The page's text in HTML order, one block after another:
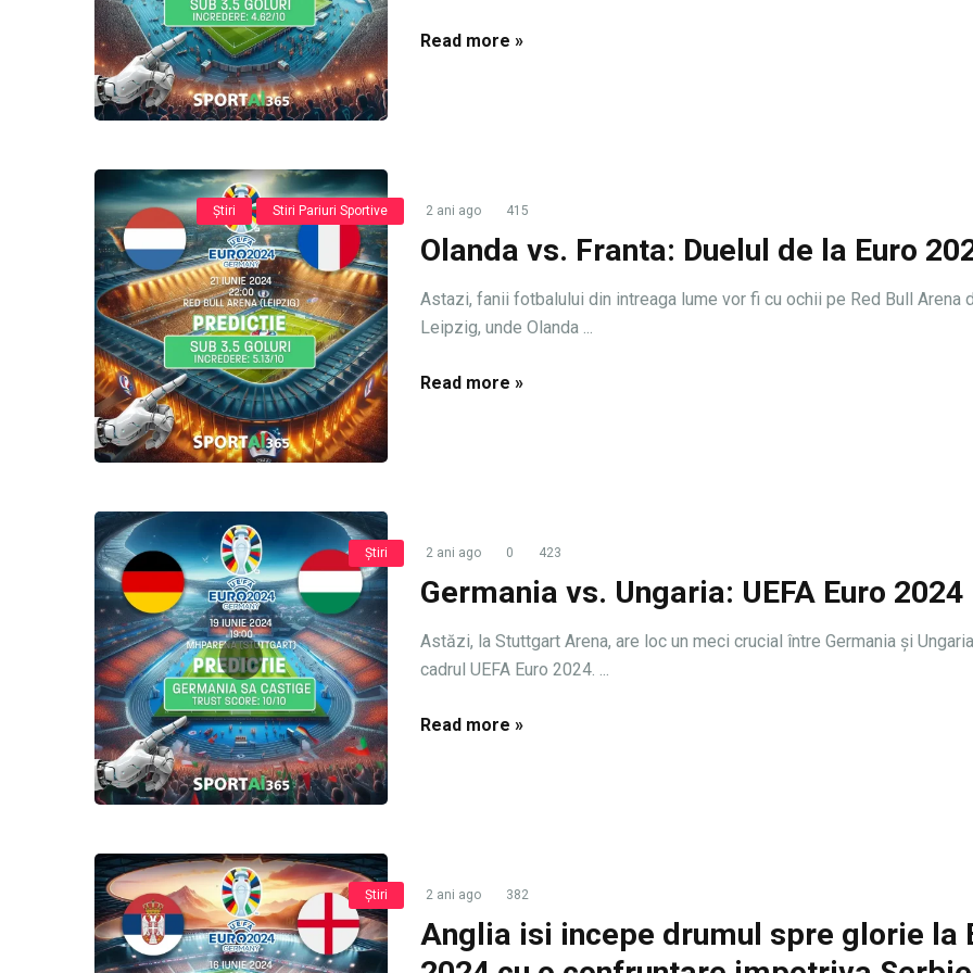
Read more »
Știri Stiri Pariuri Sportive 2 ani ago 415
Olanda vs. Franta: Duelul de la Euro
Astazi, fanii fotbalului din intreaga lume vor fi cu ochii pe Red Bull Arena
Leipzig, unde Olanda ...
Read more »
Știri 2 ani ago 0 423
Germania vs. Ungaria: UEFA Euro 2024
Astăzi, la Stuttgart Arena, are loc un meci crucial între Germania și
cadrul UEFA Euro 2024. ...
Read more »
Știri 2 ani ago 382
Anglia isi incepe drumul spre glorie la